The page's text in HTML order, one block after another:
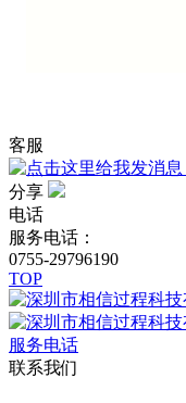
客服
分享
电话
服务电话：
0755-29796190
TOP
服务电话
联系我们